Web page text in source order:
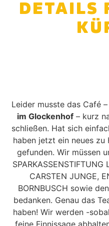
DETAILS
Leider musste das Café
im Glockenhof– kurz
schließen. Hat sich
haben jetzt ein neues zu
gefunden. Wir müssen
SPARKASSENSTIFTUNG
CARSTEN JUNGE,
BORNBUSCH sowie
bedanken. Genau das
haben! Wir werden -